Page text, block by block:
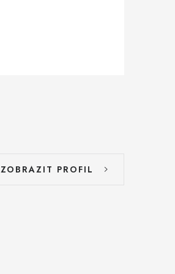
ZOBRAZIT PROFIL